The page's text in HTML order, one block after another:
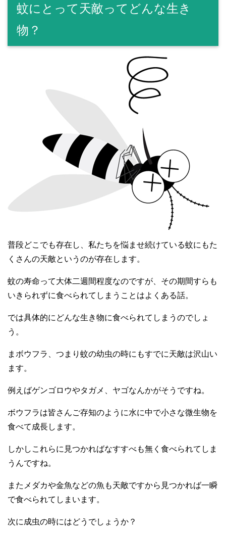
蚊にとって天敵ってどんな生き
物？
普段どこでも存在し、私たちを悩ませ続けている蚊にもた
くさんの天敵というのが存在します。
蚊の寿命って大体二週間程度なのですが、その期間すらも
いきられずに食べられてしまうことはよくある話。
では具体的にどんな生き物に食べられてしまうのでしょ
う。
まボウフラ、つまり蚊の幼虫の時にもすでに天敵は沢山い
ます。
例えばゲンゴロウやタガメ、ヤゴなんかがそうですね。
ボウフラは皆さんご存知のように水に中で小さな微生物を
食べて成長します。
しかしこれらに見つかればなすすべも無く食べられてしま
うんですね。
またメダカや金魚などの魚も天敵ですから見つかれば一瞬
で食べられてしまいます。
次に成虫の時にはどうでしょうか？